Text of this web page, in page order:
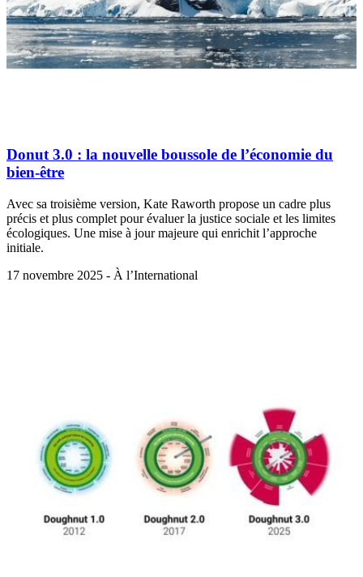
Donut 3.0 : la nouvelle boussole de l’économie du
bien-être
Avec sa troisième version, Kate Raworth propose un cadre plus
précis et plus complet pour évaluer la justice sociale et les limites
écologiques. Une mise à jour majeure qui enrichit l’approche
initiale.
17 novembre 2025 - À l’International